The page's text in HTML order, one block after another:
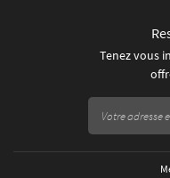
Tenez vous